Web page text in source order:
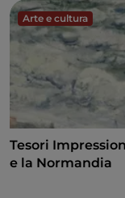
Arte e cultura
Tesori
e la Normandia